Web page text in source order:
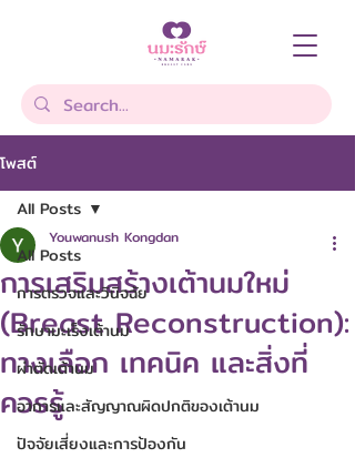
โพสต์
All Posts
การตรวจและวินิจฉัย
รักษามะเร็งเต้านม
ผ่าตัดเต้านม
อาการและสัญญาณผิดปกติของเต้านม
ปัจจัยเสี่ยงและการป้องกัน
All Posts
การเสริมสร้างเต้านมใหม่
(Breast Reconstruction):
ทางเลือก เทคนิค และสิ่งที่
ควรรู้
Youwanush Kongdan